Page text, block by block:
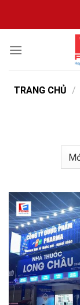
dung
TRANG CHỦ /